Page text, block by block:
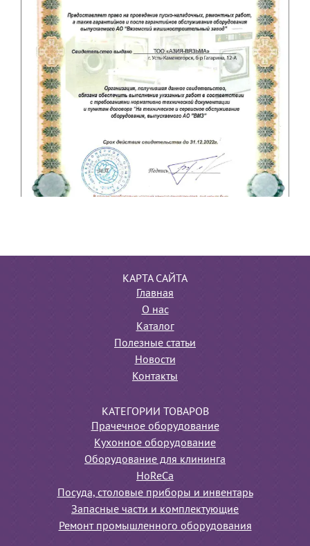
КАРТА САЙТА
Главная
О нас
Каталог
Полезные статьи
Новости
Контакты
КАТЕГОРИИ ТОВАРОВ
Прачечное оборудование
Кухонное оборудование
Оборудование для клининга
HoReCa
Посуда, столовые приборы и инвентарь
Запасные части и комплектующие
Ремонт промышленного оборудования